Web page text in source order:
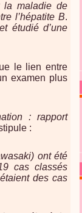
la maladie de
l’hépatite B.
étudié d’une
le lien entre
examen plus
: rapport
:
ont été
cas classés
des cas